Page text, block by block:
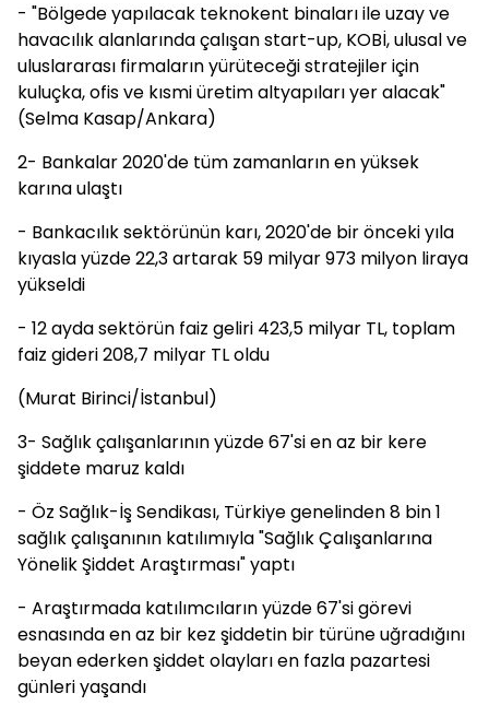
- "Bölgede yapılacak teknokent binaları ile uzay ve
havacılık alanlarında çalışan start-up, KOBİ, ulusal ve
uluslararası firmaların yürüteceği stratejiler için
kuluçka, ofis ve kısmi üretim altyapıları yer alacak"
(Selma Kasap/Ankara)
2- Bankalar 2020'de tüm zamanların en yüksek
karına ulaştı
- Bankacılık sektörünün karı, 2020'de bir önceki yıla
kıyasla yüzde 22,3 artarak 59 milyar 973 milyon liraya
yükseldi
- 12 ayda sektörün faiz geliri 423,5 milyar TL, toplam
faiz gideri 208,7 milyar TL oldu
(Murat Birinci/İstanbul)
3- Sağlık çalışanlarının yüzde 67'si en az bir kere
şiddete maruz kaldı
- Öz Sağlık-İş Sendikası, Türkiye genelinden 8 bin 1
sağlık çalışanının katılımıyla "Sağlık Çalışanlarına
Yönelik Şiddet Araştırması" yaptı
- Araştırmada katılımcıların yüzde 67'si görevi
esnasında en az bir kez şiddetin bir türüne uğradığını
beyan ederken şiddet olayları en fazla pazartesi
günleri yaşandı